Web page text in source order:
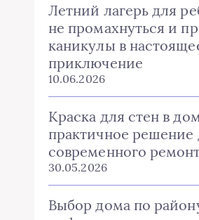
Летний лагерь для
не промахнуться и
каникулы в
приключение
10.06.2026
Краска для стен в
практичное решение
современного
30.05.2026
Выбор дома по